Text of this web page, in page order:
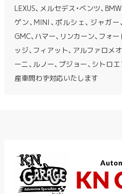
LEXUS、メルセデス・ベンツ、
ゲン、MINI、ポルシェ、ジャガー
GMC、ハマー、リンカーン、フォ
ッジ、フィアット、アルファロメ
ーニ、ルノー、プジョー、シトロ
産車問わず対応いたします